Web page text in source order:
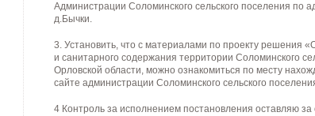
Администрации Соломинского сельского поселения по
д.Бычки.
3. Установить, что с материалами по проекту решения
и санитарного содержания территории Соломинского
Орловской области, можно ознакомиться по месту
сайте администрации Соломинского сельского
4 Контроль за исполнением постановления оставляю за